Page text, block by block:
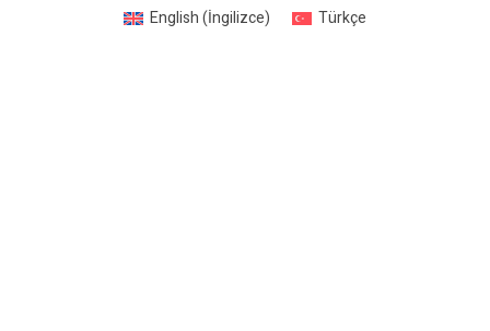
English(İngilizce) Türkçe